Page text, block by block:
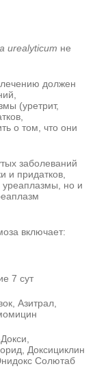
urealyticum не
должен
(уретрит,
о том, что они
заболеваний
и придатков,
уреаплазмы, но и
включает:
7 сут
Азитрал,
Доксициклин
Солютаб